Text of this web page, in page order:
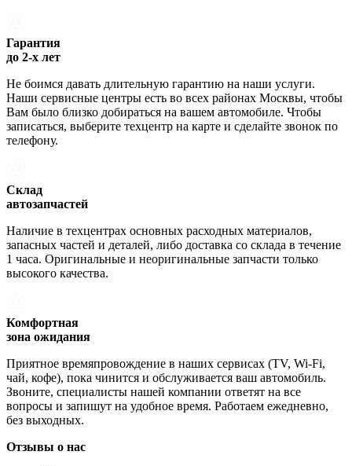
Гарантия
до 2-х лет
Не боимся давать длительную гарантию на наши услуги.
Наши сервисные центры есть во всех районах Москвы, чтобы
Вам было близко добираться на вашем автомобиле. Чтобы
записаться, выберите техцентр на карте и сделайте звонок по
телефону.
Склад
автозапчастей
Наличие в техцентрах основных расходных материалов,
запасных частей и деталей, либо доставка со склада в течение
1 часа. Оригинальные и неоригинальные запчасти только
высокого качества.
Комфортная
зона ожидания
Приятное времяпровождение в наших сервисах (TV, Wi-Fi,
чай, кофе), пока чинится и обслуживается ваш автомобиль.
Звоните, специалисты нашей компании ответят на все
вопросы и запишут на удобное время. Работаем ежедневно,
без выходных.
Отзывы о нас